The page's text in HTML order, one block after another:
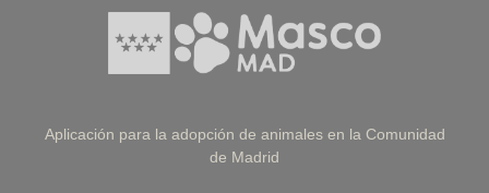
Aplicación para la adopción de animales en la Comunidad
de Madrid